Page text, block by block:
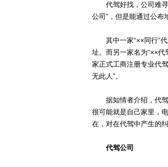
代驾好找，公司难寻
公司”，但是能通过公布
其中一家“××同行”代
址。而另一家名为“××
家正式工商注册专业代
无此人”。
据知情者介绍，代驾
很可能就是自己家里，
在，对在代驾中产生的
代驾公司